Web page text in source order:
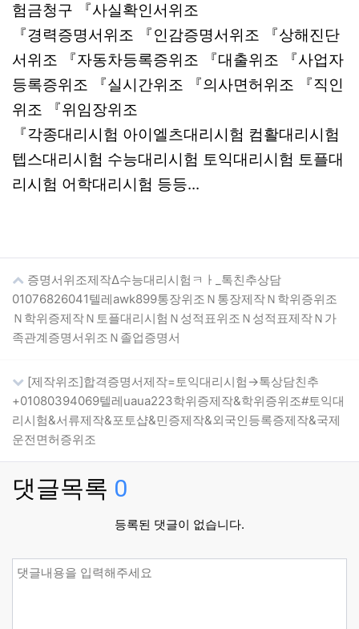
험금청구 『사실확인서위조
『경력증명서위조 『인감증명서위조 『상해진단
서위조 『자동차등록증위조 『대출위조 『사업자
등록증위조 『실시간위조 『의사면허위조 『직인
위조 『위임장위조
『각종대리시험 아이엘츠대리시험 컴활대리시험
텝스대리시험 수능대리시험 토익대리시험 토플대
리시험 어학대리시험 등등...
증명서위조제작Δ수능대리시험ㅋㅏ_톡친추상담
01076826041텔레awk899통장위조Ｎ통장제작Ｎ학위증위조
Ｎ학위증제작Ｎ토플대리시험Ｎ성적표위조Ｎ성적표제작Ｎ가
족관계증명서위조Ｎ졸업증명서
[제작위조]합격증명서제작=토익대리시험→톡상담친추
+01080394069텔레uaua223학위증제작&학위증위조#토익대
리시험&서류제작&포토샵&민증제작&외국인등록증제작&국제
운전면허증위조
댓글목록 0
등록된 댓글이 없습니다.